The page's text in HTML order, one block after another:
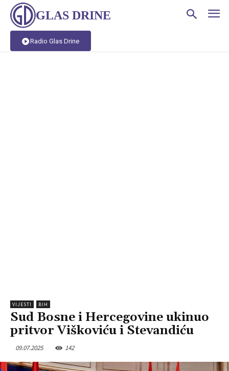
GLAS DRINE
Radio Glas Drine
VIJESTI BIH
Sud Bosne i Hercegovine ukinuo
pritvor Viškoviću i Stevandiću
09.07.2025 142